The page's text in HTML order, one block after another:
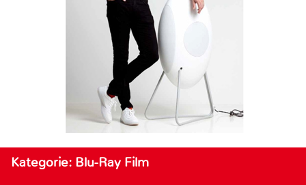
Kategorie: Blu-Ray Film